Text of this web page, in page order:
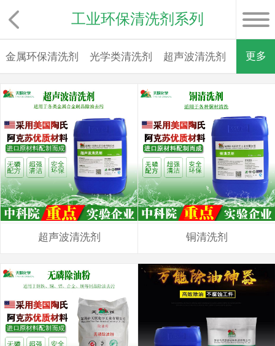
工业环保清洗剂系列
金属环保清洗剂 光学类清洗剂 超声波清洗剂 铜清洗
更多
超声波清洗剂 铜清洗剂